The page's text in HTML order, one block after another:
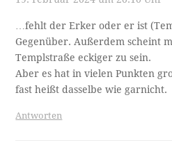
…fehlt der Erker oder er ist
Gegenüber. Außerdem scheint
Templstraße eckiger zu sein.
Aber es hat in vielen Punkten
fast heißt dasselbe wie garnicht.
Antworten